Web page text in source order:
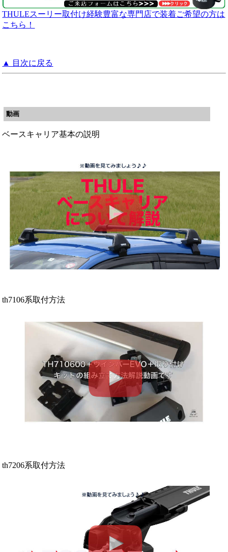
THULEスーリー取付け経験豊富な専門店で装着ご希望の方は
こちら！
▲ 目次に戻る
動画
ベースキャリア基本の説明
th7106系取付方法
th7206系取付方法